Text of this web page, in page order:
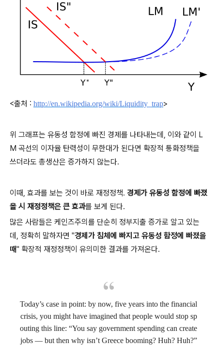
<출처 : http://en.wikipedia.org/wiki/Liquidity_trap>
위 그래프는 유동성 함정에 빠진 경제를 나타내는데, 이와 같이 L
M 곡선의 이자율 탄력성이 무한대가 된다면 확장적 통화정책을
쓰더라도 총생산은 증가하지 않는다.
이때, 효과를 보는 것이 바로 재정정책. 경제가 유동성 함정에 빠졌
을 시 재정정책은 큰 효과를 보게 된다.
많은 사람들은 케인즈주의를 단순히 정부지출 증가로 알고 있는
데, 정확히 말하자면 "경제가 침체에 빠지고 유동성 함정에 빠졌을
때" 확장적 재정정책이 유의미한 결과를 가져온다.
Today’s case in point: by now, five years into the financial
crisis, you might have imagined that people would stop sp
outing this line: “You say government spending can create
jobs — but then why isn’t Greece booming? Huh? Huh?”